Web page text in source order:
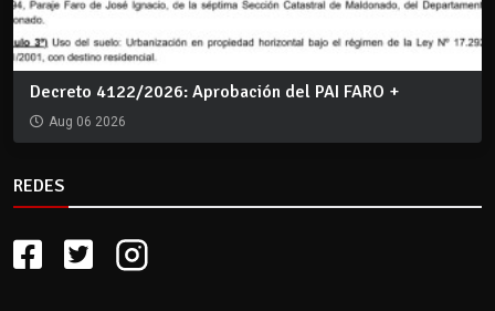
Decreto 4122/2026: Aprobación del PAI FARO +
Aug 06 2026
REDES